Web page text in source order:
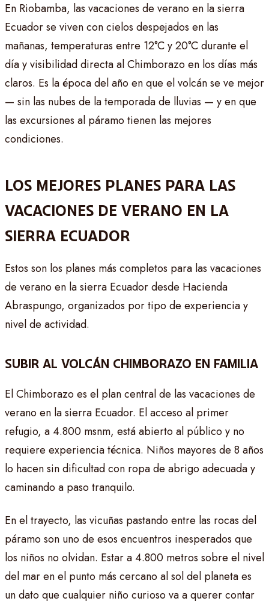
En Riobamba, las vacaciones de verano en la sierra
Ecuador se viven con cielos despejados en las
mañanas, temperaturas entre 12°C y 20°C durante el
día y visibilidad directa al Chimborazo en los días más
claros. Es la época del año en que el volcán se ve mejor
— sin las nubes de la temporada de lluvias — y en que
las excursiones al páramo tienen las mejores
condiciones.
LOS MEJORES PLANES PARA LAS
VACACIONES DE VERANO EN LA
SIERRA ECUADOR
Estos son los planes más completos para las vacaciones
de verano en la sierra Ecuador desde Hacienda
Abraspungo, organizados por tipo de experiencia y
nivel de actividad.
SUBIR AL VOLCÁN CHIMBORAZO EN FAMILIA
El Chimborazo es el plan central de las vacaciones de
verano en la sierra Ecuador. El acceso al primer
refugio, a 4.800 msnm, está abierto al público y no
requiere experiencia técnica. Niños mayores de 8 años
lo hacen sin dificultad con ropa de abrigo adecuada y
caminando a paso tranquilo.
En el trayecto, las vicuñas pastando entre las rocas del
páramo son uno de esos encuentros inesperados que
los niños no olvidan. Estar a 4.800 metros sobre el nivel
del mar en el punto más cercano al sol del planeta es
un dato que cualquier niño curioso va a querer contar